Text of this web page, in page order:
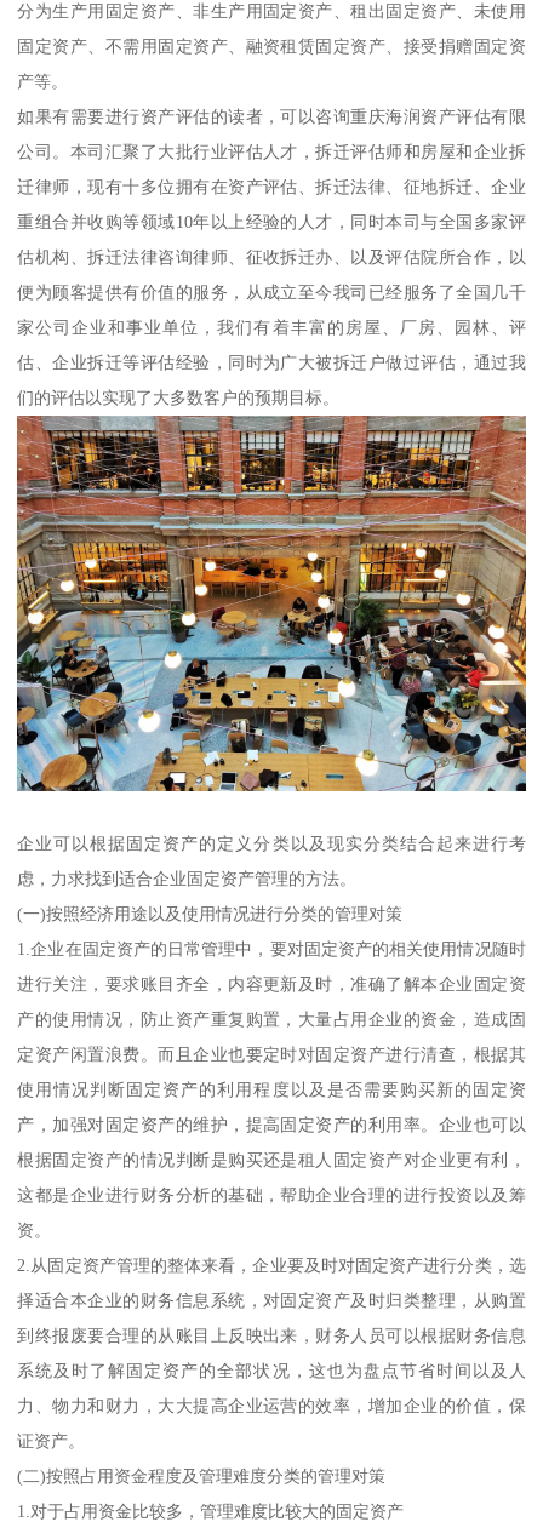
分为生产用固定资产、非生产用固定资产、租出固定资产、未使用
固定资产、不需用固定资产、融资租赁固定资产、接受捐赠固定资
产等。
如果有需要进行资产评估的读者，可以咨询重庆海润资产评估有限
公司。本司汇聚了大批行业评估人才，拆迁评估师和房屋和企业拆
迁律师，现有十多位拥有在资产评估、拆迁法律、征地拆迁、企业
重组合并收购等领域10年以上经验的人才，同时本司与全国多家评
估机构、拆迁法律咨询律师、征收拆迁办、以及评估院所合作，以
便为顾客提供有价值的服务，从成立至今我司已经服务了全国几千
家公司企业和事业单位，我们有着丰富的房屋、厂房、园林、评
估、企业拆迁等评估经验，同时为广大被拆迁户做过评估，通过我
们的评估以实现了大多数客户的预期目标。
企业可以根据固定资产的定义分类以及现实分类结合起来进行考
虑，力求找到适合企业固定资产管理的方法。
(一)按照经济用途以及使用情况进行分类的管理对策
1.企业在固定资产的日常管理中，要对固定资产的相关使用情况随时
进行关注，要求账目齐全，内容更新及时，准确了解本企业固定资
产的使用情况，防止资产重复购置，大量占用企业的资金，造成固
定资产闲置浪费。而且企业也要定时对固定资产进行清查，根据其
使用情况判断固定资产的利用程度以及是否需要购买新的固定资
产，加强对固定资产的维护，提高固定资产的利用率。企业也可以
根据固定资产的情况判断是购买还是租人固定资产对企业更有利，
这都是企业进行财务分析的基础，帮助企业合理的进行投资以及筹
资。
2.从固定资产管理的整体来看，企业要及时对固定资产进行分类，选
择适合本企业的财务信息系统，对固定资产及时归类整理，从购置
到终报废要合理的从账目上反映出来，财务人员可以根据财务信息
系统及时了解固定资产的全部状况，这也为盘点节省时间以及人
力、物力和财力，大大提高企业运营的效率，增加企业的价值，保
证资产。
(二)按照占用资金程度及管理难度分类的管理对策
1.对于占用资金比较多，管理难度比较大的固定资产